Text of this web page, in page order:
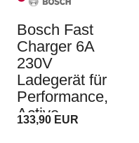
Bosch Fast
Charger 6A
230V
Ladegerät für
Performance,
Active
Classic
133,90 EUR